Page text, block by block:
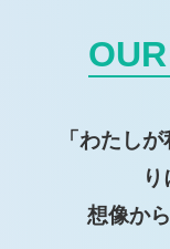
「わたし
想像か